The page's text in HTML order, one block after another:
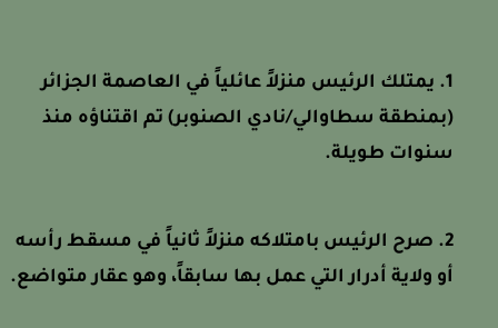
يمتلك الرئيس منزلاً عائلياً في العاصمة الجزائر
(بمنطقة سطاوالي/نادي الصنوبر) تم اقتناؤه منذ
سنوات طويلة.
صرح الرئيس بامتلاكه منزلاً ثانياً في مسقط رأسه
أو ولاية أدرار التي عمل بها سابقاً، وهو عقار متواضع.